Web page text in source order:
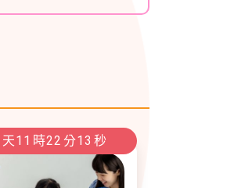
天11 時22 分11 秒